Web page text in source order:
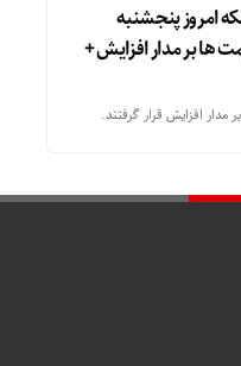
امروز پنجشنبه
ها بر مدار افزایش +
مدار افزایش قرار گرفتند.